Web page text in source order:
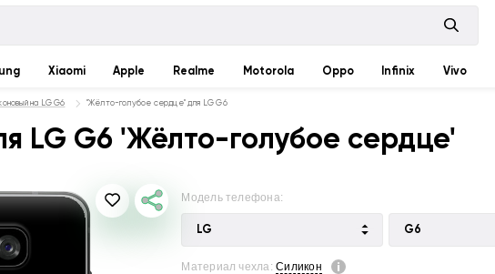
Xiaomi Apple Realme Motorola Oppo Infinix Vivo
на LG G6 "Жёлто-голубое сердце" для LG G6
LG G6 'Жёлто-голубое сердце'
Модель телефона:
LG G6
Материал чехла:Силикон